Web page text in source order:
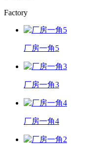
Factory
厂房一角5
厂房一角3
厂房一角4